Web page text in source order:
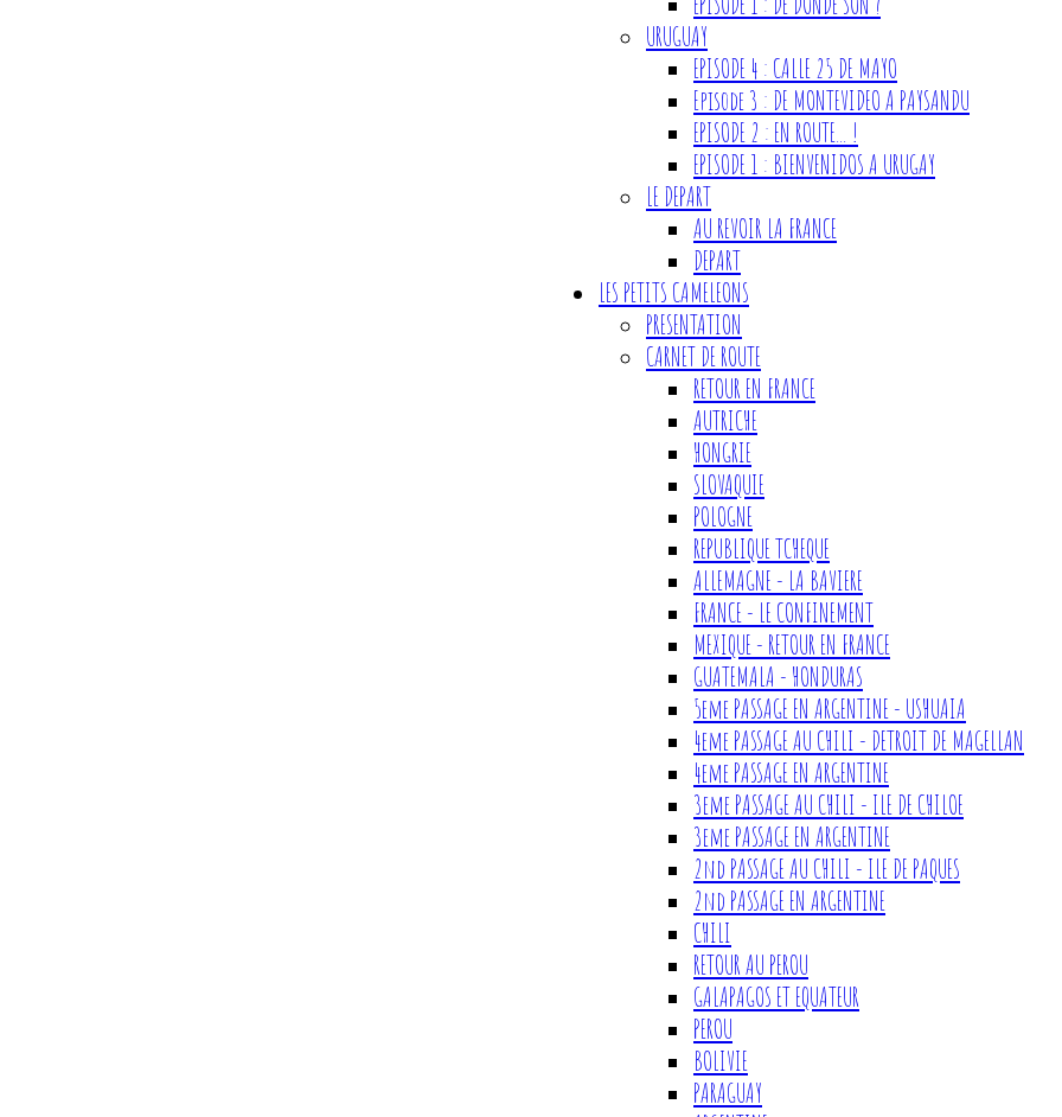
URUGUAY
EPISODE 4 : CALLE 25 DE MAYO
Episode 3 : DE MONTEVIDEO A PAYSANDU
EPISODE 2 : EN ROUTE... !
EPISODE 1 : BIENVENIDOS A URUGAY
LE DEPART
AU REVOIR LA FRANCE
DEPART
LES PETITS CAMELEONS
PRESENTATION
CARNET DE ROUTE
RETOUR EN FRANCE
AUTRICHE
HONGRIE
SLOVAQUIE
POLOGNE
REPUBLIQUE TCHEQUE
ALLEMAGNE - LA BAVIERE
FRANCE - LE CONFINEMENT
MEXIQUE - RETOUR EN FRANCE
GUATEMALA - HONDURAS
5eme PASSAGE EN ARGENTINE - USHUAIA
4eme PASSAGE AU CHILI - DETROIT DE MAGELLAN
4eme PASSAGE EN ARGENTINE
3eme PASSAGE AU CHILI - ILE DE CHILOE
3eme PASSAGE EN ARGENTINE
2nd PASSAGE AU CHILI - ILE DE PAQUES
2nd PASSAGE EN ARGENTINE
CHILI
RETOUR AU PEROU
GALAPAGOS ET EQUATEUR
PEROU
BOLIVIE
PARAGUAY